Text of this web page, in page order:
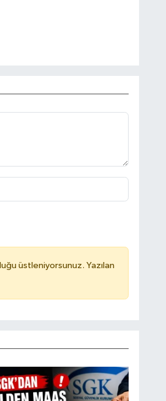
üstleniyorsunuz. Yazılan